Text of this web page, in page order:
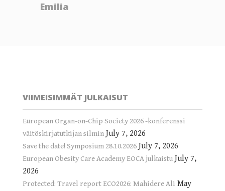
Emilia
VIIMEISIMMÄT JULKAISUT
European Organ-on-Chip Society 2026 -konferenssi
väitöskirjatutkijan silmin July 7, 2026
Save the date! Symposium 28.10.2026 July 7, 2026
European Obesity Care Academy EOCA julkaistu July 7,
2026
Protected: Travel report ECO2026: Mahidere Ali May